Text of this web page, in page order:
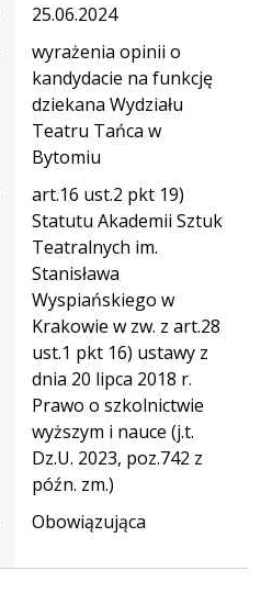
25.06.2024
wyrażenia opinii o
kandydacie na funkcję
dziekana Wydziału
Teatru Tańca w
Bytomiu
art.16 ust.2 pkt 19)
Statutu Akademii Sztuk
Teatralnych im.
Stanisława
Wyspiańskiego w
Krakowie w zw. z art.28
ust.1 pkt 16) ustawy z
dnia 20 lipca 2018 r.
Prawo o szkolnictwie
wyższym i nauce (j.t.
Dz.U. 2023, poz.742 z
późn. zm.)
Obowiązująca